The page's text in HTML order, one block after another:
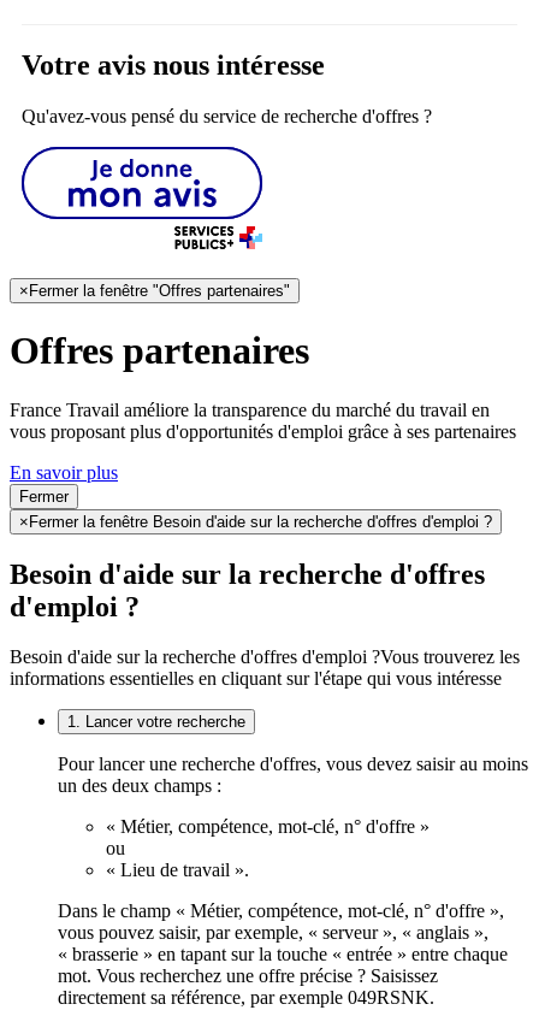
Votre avis nous intéresse
Qu'avez-vous pensé du service de recherche d'offres ?
× Fermer la fenêtre "Offres partenaires"
Offres partenaires
France Travail améliore la transparence du marché du travail en
vous proposant plus d'opportunités d'emploi grâce à ses partenaires
En savoir plus
Fermer
×Fermer la fenêtre Besoin d'aide sur la recherche d'offres d'emploi ?
Besoin d'aide sur la recherche d'offres
d'emploi ?
Besoin d'aide sur la recherche d'offres d'emploi ?Vous trouverez les
informations essentielles en cliquant sur l'étape qui vous intéresse
1. Lancer votre recherche
Pour lancer une recherche d'offres, vous devez saisir au moins
un des deux champs :
« Métier, compétence, mot-clé, n° d'offre »
ou
« Lieu de travail ».
Dans le champ « Métier, compétence, mot-clé, n° d'offre »,
vous pouvez saisir, par exemple, « serveur », « anglais »,
« brasserie » en tapant sur la touche « entrée » entre chaque
mot. Vous recherchez une offre précise ? Saisissez
directement sa référence, par exemple 049RSNK.